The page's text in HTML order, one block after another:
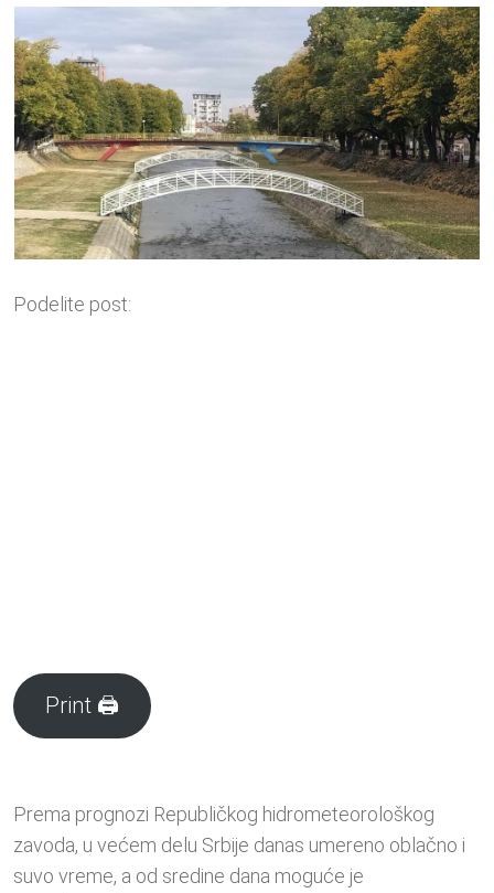
Podelite post:
Print 🖨
Prema prognozi Republičkog hidrometeorološkog
zavoda, u većem delu Srbije danas umereno oblačno i
suvo vreme, a od sredine dana moguće je